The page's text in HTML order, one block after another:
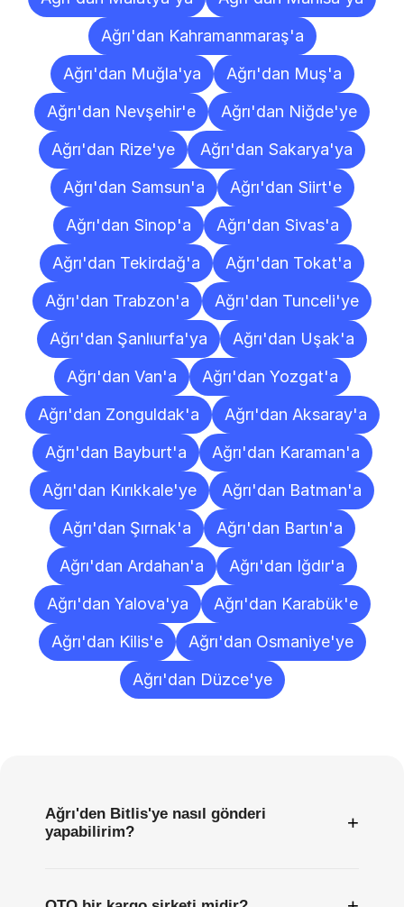
Ağrı'dan Kahramanmaraş'a
Ağrı'dan Muğla'ya
Ağrı'dan Muş'a
Ağrı'dan Nevşehir'e
Ağrı'dan Niğde'ye
Ağrı'dan Rize'ye
Ağrı'dan Sakarya'ya
Ağrı'dan Samsun'a
Ağrı'dan Siirt'e
Ağrı'dan Sinop'a
Ağrı'dan Sivas'a
Ağrı'dan Tekirdağ'a
Ağrı'dan Tokat'a
Ağrı'dan Trabzon'a
Ağrı'dan Tunceli'ye
Ağrı'dan Şanlıurfa'ya
Ağrı'dan Uşak'a
Ağrı'dan Van'a
Ağrı'dan Yozgat'a
Ağrı'dan Zonguldak'a
Ağrı'dan Aksaray'a
Ağrı'dan Bayburt'a
Ağrı'dan Karaman'a
Ağrı'dan Kırıkkale'ye
Ağrı'dan Batman'a
Ağrı'dan Şırnak'a
Ağrı'dan Bartın'a
Ağrı'dan Ardahan'a
Ağrı'dan Iğdır'a
Ağrı'dan Yalova'ya
Ağrı'dan Karabük'e
Ağrı'dan Kilis'e
Ağrı'dan Osmaniye'ye
Ağrı'dan Düzce'ye
Ağrı'den Bitlis'ye nasıl gönderi
yapabilirim?
+